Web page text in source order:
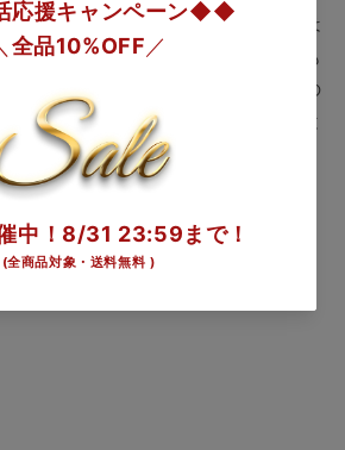
質するおそれがあるため、冷凍庫には
い。また、冷蔵庫での長時間の保管も
また、酸味の強いものや色の濃いもの
まにしないでください。変色の原因と
サイズや個数、デザイン、箱仕様に
せがあります。詳しくは以下ページ
覧はこちら